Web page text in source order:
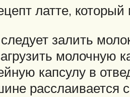
латте,
залить
молочную
капсулу в
расслаивается